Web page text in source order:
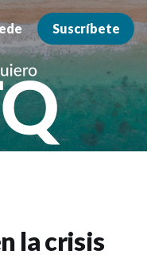
Suscríbete
la crisis